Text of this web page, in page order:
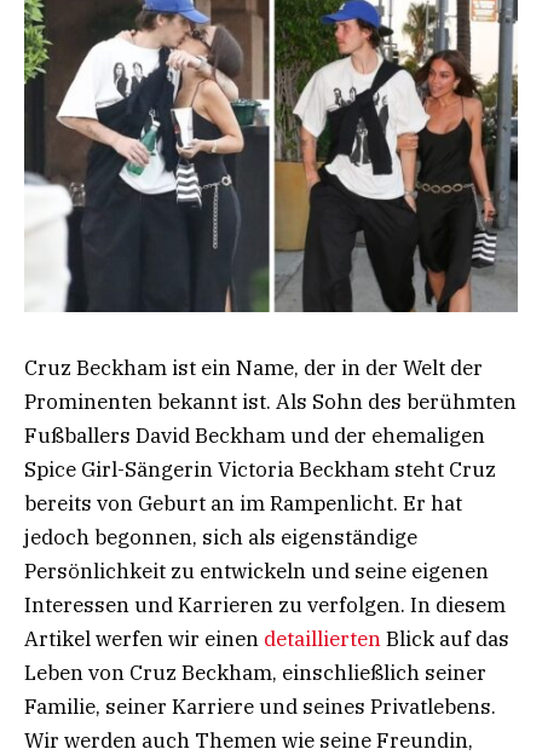
Cruz Beckham ist ein Name, der in der Welt der
Prominenten bekannt ist. Als Sohn des berühmten
Fußballers David Beckham und der ehemaligen
Spice Girl-Sängerin Victoria Beckham steht Cruz
bereits von Geburt an im Rampenlicht. Er hat
jedoch begonnen, sich als eigenständige
Persönlichkeit zu entwickeln und seine eigenen
Interessen und Karrieren zu verfolgen. In diesem
Artikel werfen wir einen detailliertenBlick auf das
Leben von Cruz Beckham, einschließlich seiner
Familie, seiner Karriere und seines Privatlebens.
Wir werden auch Themen wie seine Freundin,